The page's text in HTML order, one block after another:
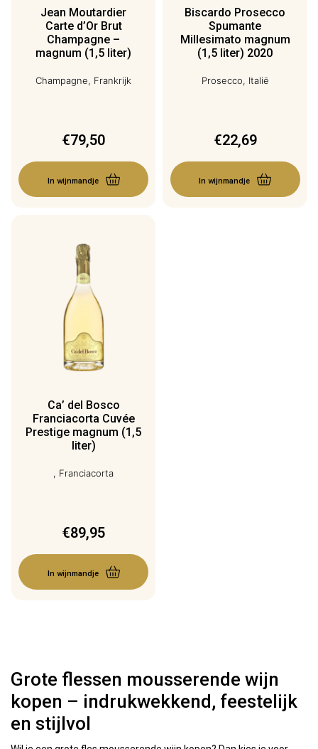
Jean Moutardier
Carte d’Or Brut
Champagne –
magnum (1,5 liter)
Champagne, Frankrijk
€79,50
In wijnmandje
Biscardo Prosecco
Spumante
Millesimato magnum
(1,5 liter) 2020
Prosecco, Italië
€22,69
In wijnmandje
Ca’ del Bosco
Franciacorta Cuvée
Prestige magnum (1,5
liter)
, Franciacorta
€89,95
In wijnmandje
Grote flessen mousserende wijn
kopen – indrukwekkend, feestelijk
en stijlvol